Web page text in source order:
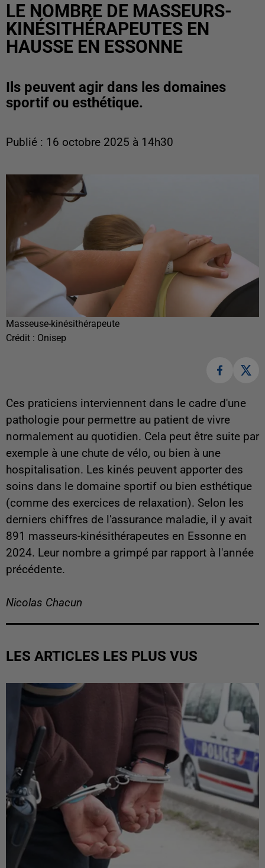
LE NOMBRE DE MASSEURS-
KINÉSITHÉRAPEUTES EN
HAUSSE EN ESSONNE
Ils peuvent agir dans les domaines
sportif ou esthétique.
Publié : 16 octobre 2025 à 14h30
Masseuse-kinésithérapeute
Crédit : Onisep
Ces praticiens interviennent dans le cadre d'une
pathologie pour permettre au patient de vivre
normalement au quotidien. Cela peut être suite par
exemple à une chute de vélo, ou bien à une
hospitalisation. Les kinés peuvent apporter des
soins dans le domaine sportif ou bien esthétique
(comme des exercices de relaxation). Selon les
derniers chiffres de l'assurance maladie, il y avait
891 masseurs-kinésithérapeutes en Essonne en
2024. Leur nombre a grimpé par rapport à l'année
précédente.
Nicolas Chacun
LES ARTICLES LES PLUS VUS